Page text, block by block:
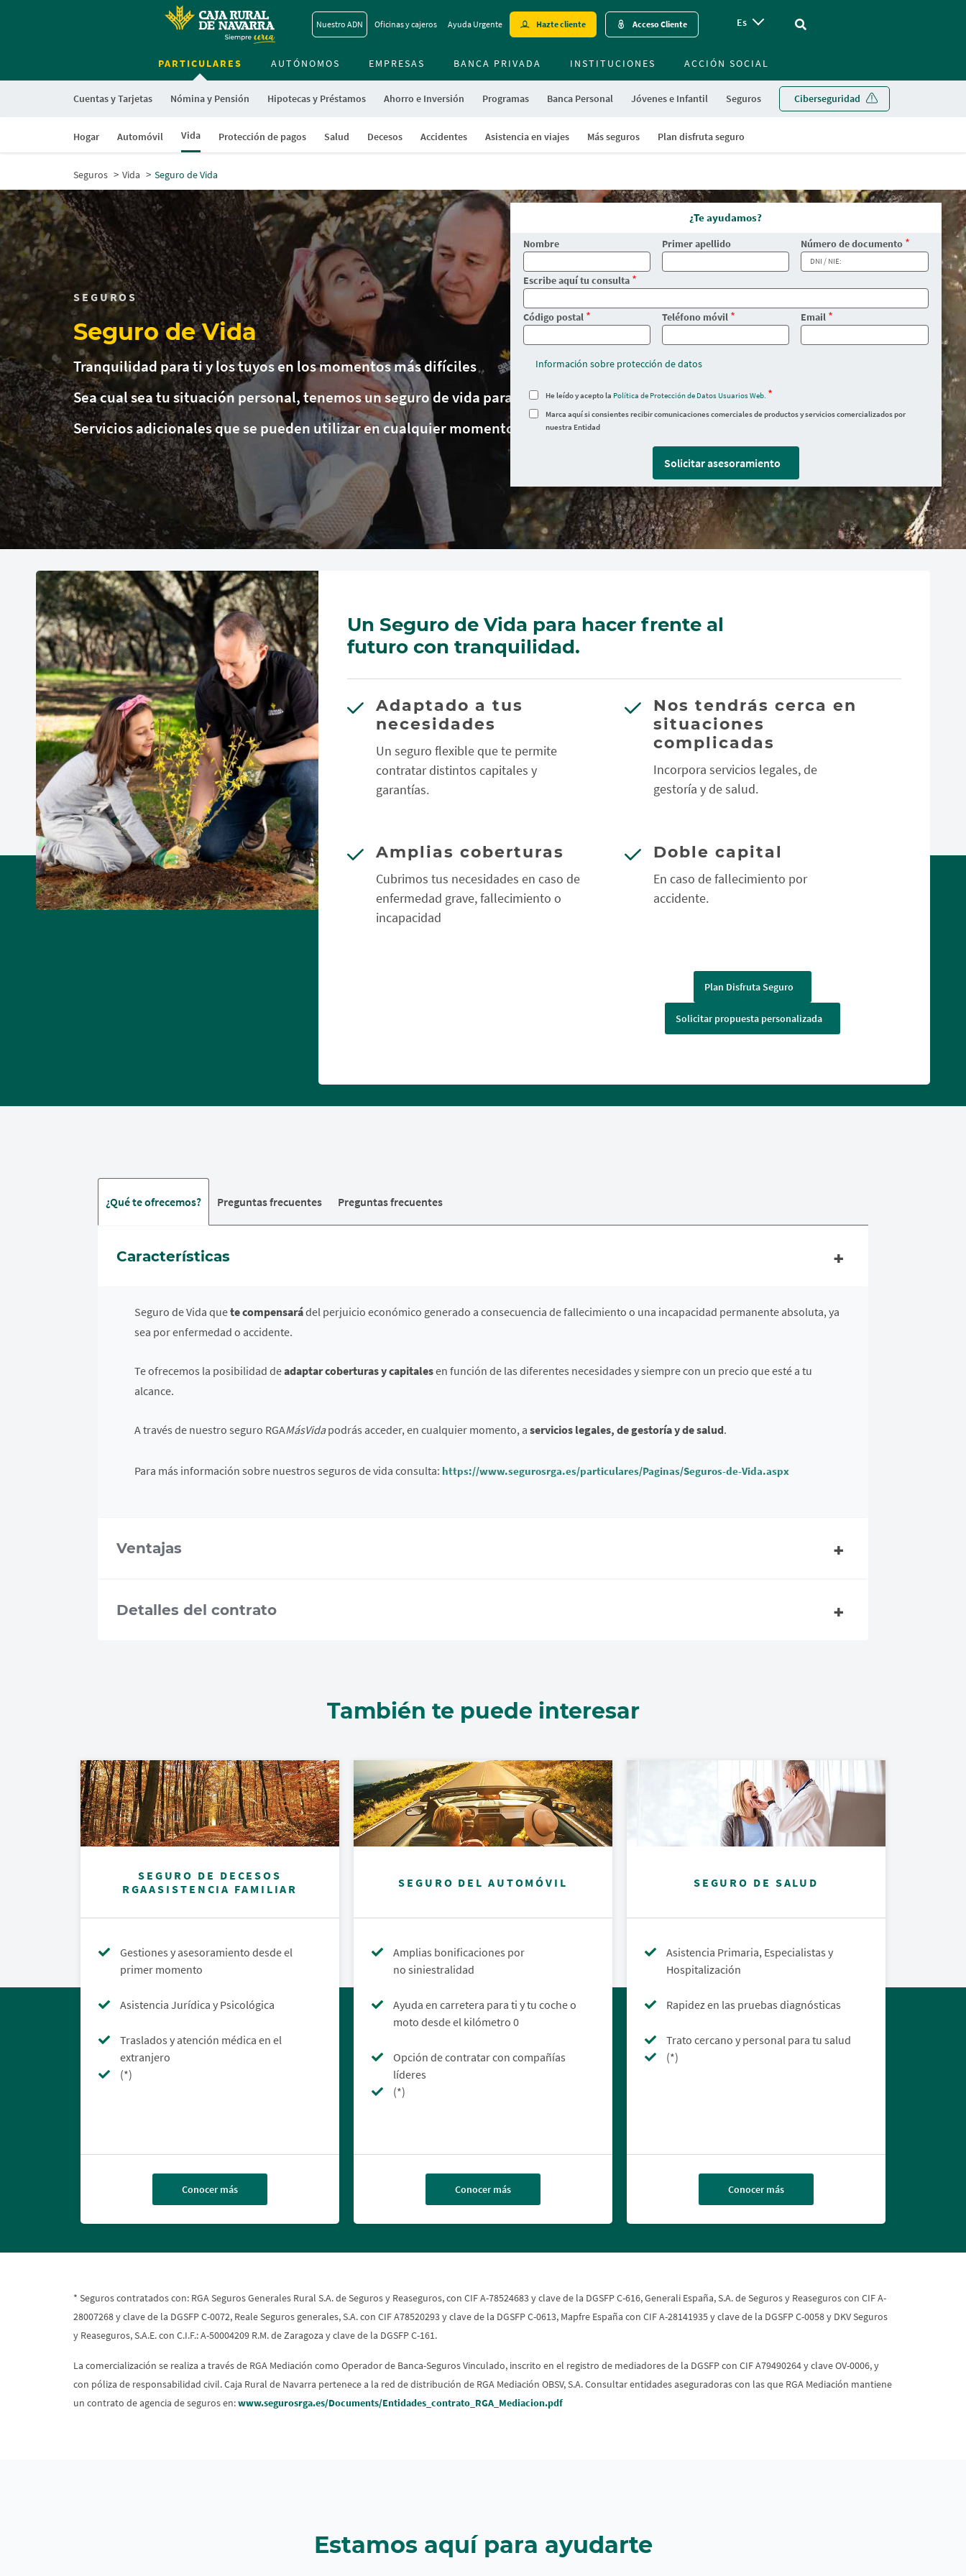
to
contentt
Nuestro ADN Oficinas y cajeros Ayuda Urgente Hazte cliente Acceso Cliente Es Vinculo - Buscar en la web
PARTICULARES
Cuentas y Tarjetas Nómina y Pensión Hipotecas y Préstamos Ahorro e Inversión Programas Banca Personal Jóvenes e Infantil Seguros
Hogar Automóvil Vida Protección de pagos Salud Decesos Accidentes Asistencia en viajes Más seguros Plan disfruta seguro
Ciberseguridad
AUTÓNOMOS EMPRESAS BANCA PRIVADA INSTITUCIONES ACCIÓN SOCIAL
Seguros Vida Seguro de Vida
SEGUROS
Seguro de Vida
Tranquilidad para ti y los tuyos en los momentos más difíciles
Sea cual sea tu situación personal, tenemos un seguro de vida para ti
Servicios adicionales que se pueden utilizar en cualquier momento
¿Te ayudamos?
Nombre Primer apellido Número de documento
Escribe aquí tu consulta
Código postal Teléfono móvil Email
Información sobre protección de datos
He leído y acepto la Política de Protección de Datos Usuarios Web.
Marca aquí si consientes recibir comunicaciones comerciales de productos y servicios comercializados por
nuestra Entidad
Solicitar asesoramiento
Un Seguro de Vida para hacer frente al
futuro con tranquilidad.
Adaptado a tus
necesidades
Un seguro flexible que te permite
contratar distintos capitales y
garantías.
Nos tendrás cerca en
situaciones
complicadas
Incorpora servicios legales, de
gestoría y de salud.
Amplias coberturas
Cubrimos tus necesidades en caso de
enfermedad grave, fallecimiento o
incapacidad
Doble capital
En caso de fallecimiento por
accidente.
Plan Disfruta Seguro
Solicitar propuesta personalizada
¿Qué te ofrecemos? Preguntas frecuentes Preguntas frecuentes
Características
Seguro de Vida quete compensarádel perjuicio económico generado a consecuencia de fallecimiento o una incapacidad permanente absoluta, ya
sea por enfermedad o accidente.
Te ofrecemos la posibilidad deadaptar coberturas y capitalesen función de las diferentes necesidades y siempre con un precio que esté a tu
alcance.
A través de nuestro seguro RGAMásVidapodrás acceder, en cualquier momento, aservicios legales, de gestoría y de salud.
Para más información sobre nuestros seguros de vida consulta: https://www.segurosrga.es/particulares/Paginas/Seguros-de-Vida.aspx
Ventajas
Detalles del contrato
También te puede interesar
SEGURO DE DECESOS
RGAASISTENCIA FAMILIAR
Gestiones y asesoramiento desde el
primer momento
Asistencia Jurídica y Psicológica
Traslados y atención médica en el
extranjero
(*)
Conocer más
SEGURO DEL AUTOMÓVIL
Amplias bonificaciones por
no siniestralidad
Ayuda en carretera para ti y tu coche o
moto desde el kilómetro 0
Opción de contratar con compañías
líderes
(*)
Conocer más
SEGURO DE SALUD
Asistencia Primaria, Especialistas y
Hospitalización
Rapidez en las pruebas diagnósticas
Trato cercano y personal para tu salud
(*)
Conocer más
* Seguros contratados con: RGA Seguros Generales Rural S.A. de Seguros y Reaseguros, con CIF A-78524683 y clave de la DGSFP C-616, Generali España, S.A. de Seguros y Reaseguros con CIF A-
28007268 y clave de la DGSFP C-0072, Reale Seguros generales, S.A. con CIF A78520293 y clave de la DGSFP C-0613, Mapfre España con CIF A-28141935 y clave de la DGSFP C-0058 y DKV Seguros
y Reaseguros, S.A.E. con C.I.F.: A-50004209 R.M. de Zaragoza y clave de la DGSFP C-161.
La comercialización se realiza a través de RGA Mediación como Operador de Banca-Seguros Vinculado, inscrito en el registro de mediadores de la DGSFP con CIF A79490264 y clave OV-0006, y
con póliza de responsabilidad civil. Caja Rural de Navarra pertenece a la red de distribución de RGA Mediación OBSV, S.A. Consultar entidades aseguradoras con las que RGA Mediación mantiene
un contrato de agencia de seguros en:www.segurosrga.es/Documents/Entidades_contrato_RGA_Mediacion.pdf
Estamos aquí para ayudarte